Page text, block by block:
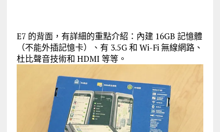
E7 的背面，有詳細的重點介紹：內建 16GB 記憶體
（不能外插記憶卡）、有 3.5G 和 Wi-Fi 無線網路、
杜比聲音技術和 HDMI 等等。